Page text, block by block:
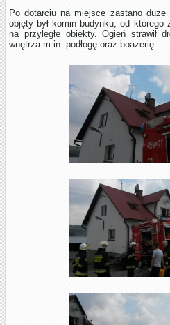
Po dotarciu na miejsce zastano duże
objęty był komin budynku, od którego
na przyległe obiekty. Ogień strawił
wnętrza m.in. podłogę oraz boazerię.